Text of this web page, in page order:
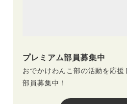
プレミアム部員募集中
おでかけわんこ部の活動を応援
部員募集中！